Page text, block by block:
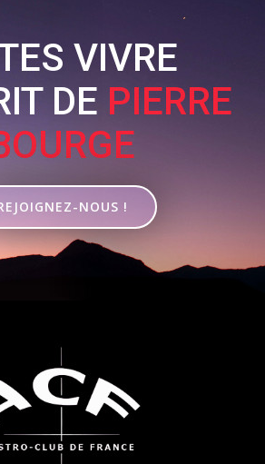
VIVRE
DE PIERRE
NOUS !